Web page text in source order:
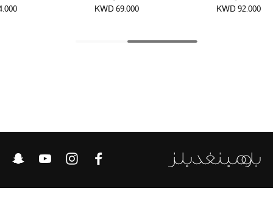
الحقائب النسائية
KWD 92.000
KWD 69.000